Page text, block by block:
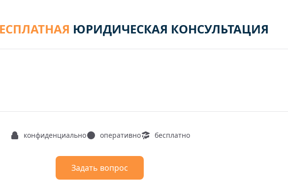
ЮРИДИЧЕСКАЯ КОНСУЛЬТАЦИЯ
конфиденциально оперативно бесплатно
Задать вопрос